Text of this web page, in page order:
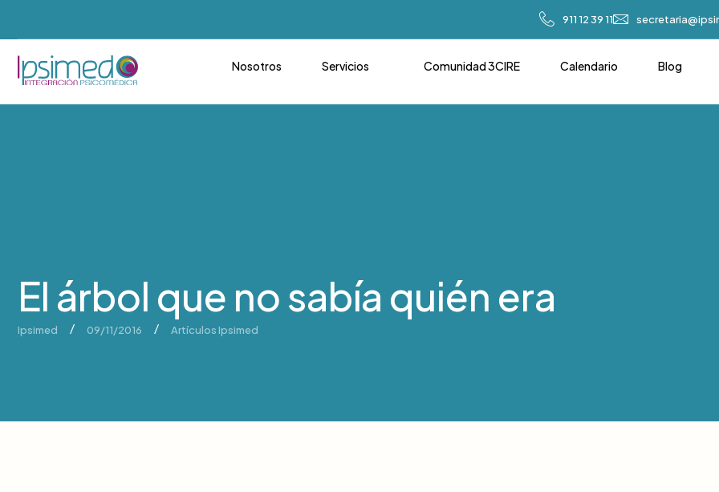
911 12 39 11
Nosotros Servicios Comunidad 3CIRE Calendario Blog
El árbol que no sabía quién era
Ipsimed / 09/11/2016 / Artículos Ipsimed